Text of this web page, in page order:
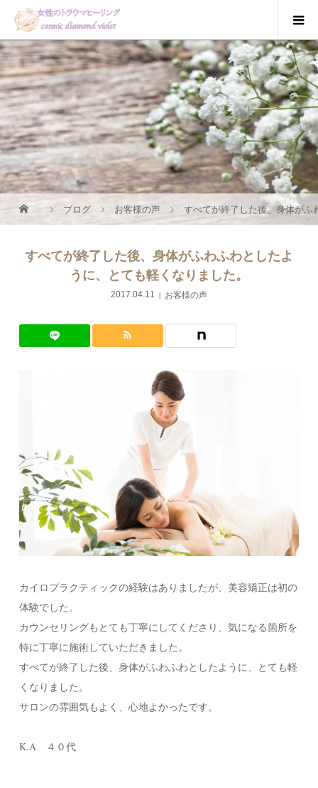
ブログ お客様の声 すべてが終了した後、身体が
すべてが終了した後、身体がふわふわとしたよ
うに、とても軽くなりました。
2017.04.11 お客様の声
カイロプラクティックの経験はありましたが、美容矯正は初の
体験でした。
カウンセリングもとても丁寧にしてくださり、気になる箇所を
特に丁寧に施術していただきました。
すべてが終了した後、身体がふわふわとしたように、とても軽
くなりました。
サロンの雰囲気もよく、心地よかったです。
K.A ４０代